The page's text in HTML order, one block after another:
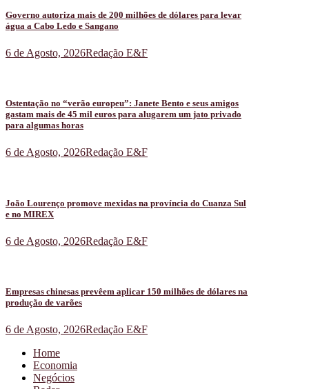
Governo autoriza mais de 200 milhões de dólares para levar
água a Cabo Ledo e Sangano
6 de Agosto, 2026Redação E&F
Ostentação no “verão europeu”: Janete Bento e seus amigos
gastam mais de 45 mil euros para alugarem um jato privado
para algumas horas
6 de Agosto, 2026Redação E&F
João Lourenço promove mexidas na província do Cuanza Sul
e no MIREX
6 de Agosto, 2026Redação E&F
Empresas chinesas prevêem aplicar 150 milhões de dólares na
produção de varões
6 de Agosto, 2026Redação E&F
Home
Economia
Negócios